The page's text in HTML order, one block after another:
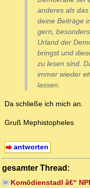
anderes als
deine Beiträge
gern,
Urland der
bringst und
zu lesen sind.
immer wieder
lassen.
Da schließe ich mich an.
Gruß Mephistopheles
antworten
gesamter Thread:
Komödienstadl â€“